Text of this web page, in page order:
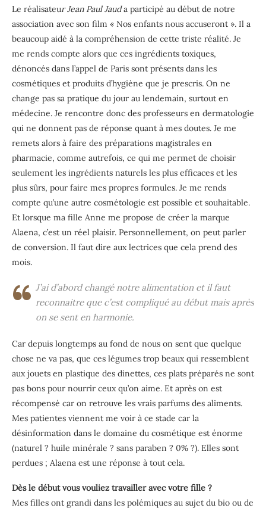
Le réalisateur Jean Paul Jauda participé au début de notre
association avec son film « Nos enfants nous accuseront ». Il a
beaucoup aidé à la compréhension de cette triste réalité. Je
me rends compte alors que ces ingrédients toxiques,
dénoncés dans l’appel de Paris sont présents dans les
cosmétiques et produits d’hygiène que je prescris. On ne
change pas sa pratique du jour au lendemain, surtout en
médecine. Je rencontre donc des professeurs en dermatologie
qui ne donnent pas de réponse quant à mes doutes. Je me
remets alors à faire des préparations magistrales en
pharmacie, comme autrefois, ce qui me permet de choisir
seulement les ingrédients naturels les plus efficaces et les
plus sûrs, pour faire mes propres formules. Je me rends
compte qu’une autre cosmétologie est possible et souhaitable.
Et lorsque ma fille Anne me propose de créer la marque
Alaena, c’est un réel plaisir. Personnellement, on peut parler
de conversion. Il faut dire aux lectrices que cela prend des
mois.
J’ai d’abord changé notre alimentation et il faut
reconnaitre que c’est compliqué au début mais après
on se sent en harmonie.
Car depuis longtemps au fond de nous on sent que quelque
chose ne va pas, que ces légumes trop beaux qui ressemblent
aux jouets en plastique des dinettes, ces plats préparés ne sont
pas bons pour nourrir ceux qu’on aime. Et après on est
récompensé car on retrouve les vrais parfums des aliments.
Mes patientes viennent me voir à ce stade car la
désinformation dans le domaine du cosmétique est énorme
(naturel ? huile minérale ? sans paraben ? 0% ?). Elles sont
perdues ; Alaena est une réponse à tout cela.
Dès le début vous vouliez travailler avec votre fille ?
Mes filles ont grandi dans les polémiques au sujet du bio ou de